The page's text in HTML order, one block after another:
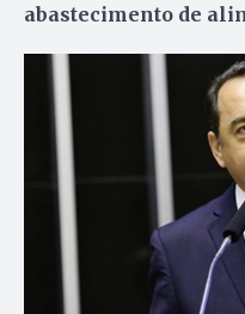
abastecimento de